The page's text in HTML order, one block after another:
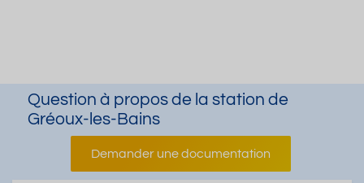
Question à propos de la station de
Gréoux-les-Bains
Demander une documentation